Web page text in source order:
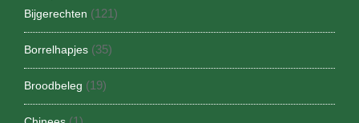
Bijgerechten (121)
Borrelhapjes (35)
Broodbeleg (19)